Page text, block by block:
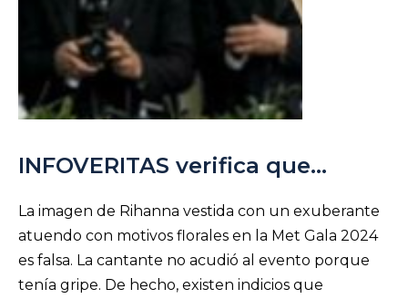
INFOVERITAS verifica que…
La imagen de Rihanna vestida con un exuberante
atuendo con motivos florales en la Met Gala 2024
es falsa. La cantante no acudió al evento porque
tenía gripe. De hecho, existen indicios que